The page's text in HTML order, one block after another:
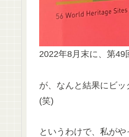
2022年8月末に、第49
が、なんと結果にビ
(笑)
というわけで、私がや